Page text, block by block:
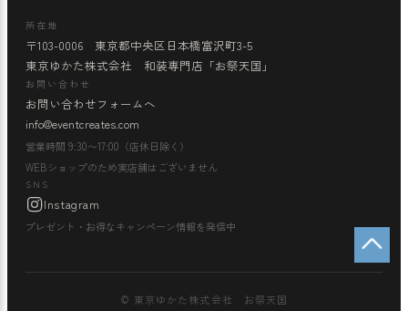
所在地
〒103-0006 東京都中央区日本橋富沢町3-5
東京ゆかた株式会社 和装専門店「お祭天国」
お問い合わせ
お問い合わせフォームへ
info@eventcreates.com
営業時間 9:30〜17:00（店休日除く）
WEBショップのため実店舗はございません
SNS
Instagram
プレゼント・お得なキャンペーン情報を発信中
© 東京ゆかた株式会社 お祭天国